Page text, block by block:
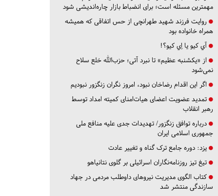
مهمترین مسئله است؛ برای انضباط بازار چاره‌اندیشی شود
روایت فرزند شهید طهرانچی از حس اتفاقی که همیشه
همراه خانواده بود
آي كيو يا اِي كيو؟!
از «یکشنبه عظیم» تا نبرد آتی؛ حزب‌الله خلع سلاح
نمی‌شود
اگر این اقدام رضاخان نبود، امروز نگران زنگزور نبودیم
تمدید عضویت اعضای هیات‌امنای کمیته امداد توسط
رهبر انقلاب
درباره توافق زنگزور/ تهدیدات جدی علیه منافع ملی
جمهوری اسلامی ایران
یزد: دوره جامع ترک گناه و تغییر عادت
تیغ تیز روزنامه‌نگاران اسرائیلی بر گلوی نتانیاهو
کتاب الگوی مدیریت نیروهای داوطلب مردمی در جهاد
سازندگی منتشر شد